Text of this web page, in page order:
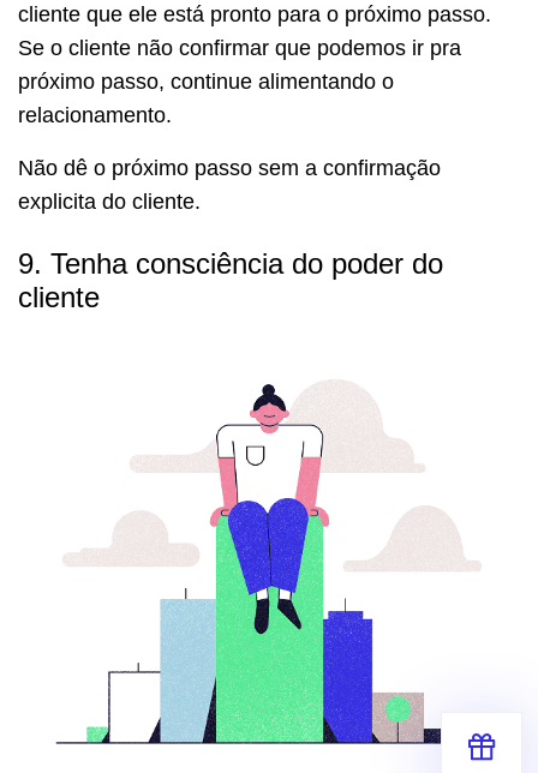
cliente que ele está pronto para o próximo passo.
Se o cliente não confirmar que podemos ir pra
próximo passo, continue alimentando o
relacionamento.
Não dê o próximo passo sem a confirmação
explicita do cliente.
9. Tenha consciência do poder do
cliente